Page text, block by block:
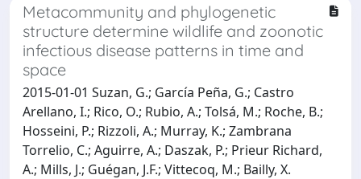
Metacommunity and phylogenetic
structure determine wildlife and zoonotic
infectious disease patterns in time and
space
2015-01-01 Suzan, G.; García Peña, G.; Castro
Arellano, I.; Rico, O.; Rubio, A.; Tolsá, M.; Roche, B.;
Hosseini, P.; Rizzoli, A.; Murray, K.; Zambrana
Torrelio, C.; Aguirre, A.; Daszak, P.; Prieur Richard,
A.; Mills, J.; Guégan, J.F.; Vittecoq, M.; Bailly, X.